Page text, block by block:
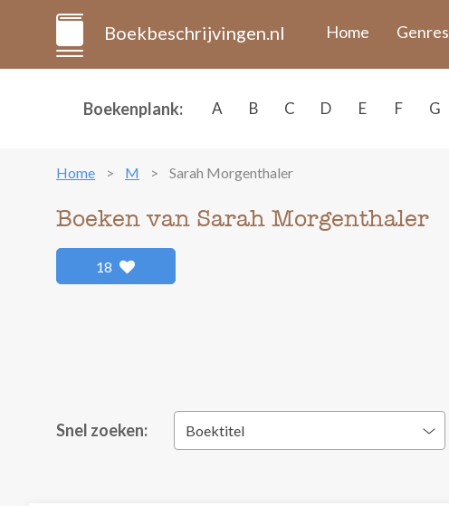
Boekbeschrijvingen.nl Home Genres
Boekenplank: A B C D E F G
Home M Sarah Morgenthaler
Boeken van Sarah Morgenthaler
18
Snel zoeken: Boektitel